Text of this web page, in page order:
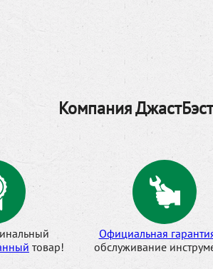
Компания
товар!
Официальная
обслуживание